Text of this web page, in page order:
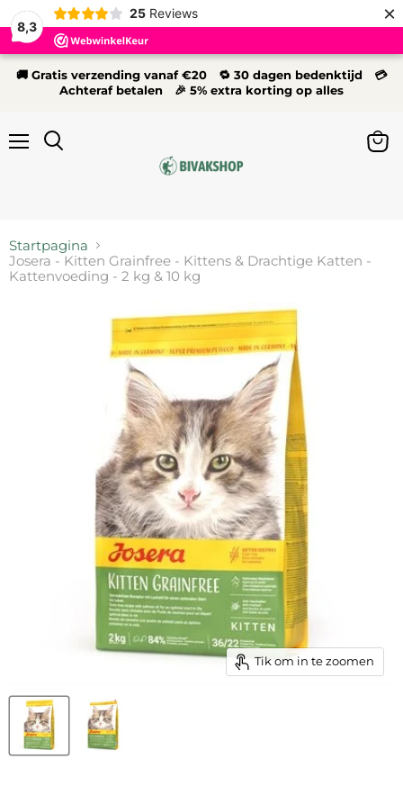
8,3
25 Reviews ×
🚚 Gratis verzending vanaf €20 🔁 30 dagen bedenktijd 💳
Achteraf betalen 🎉 5% extra korting op alles
Startpagina
Josera - Kitten Grainfree - Kittens & Drachtige Katten -
Kattenvoeding - 2 kg & 10 kg
Tik om in te zoomen